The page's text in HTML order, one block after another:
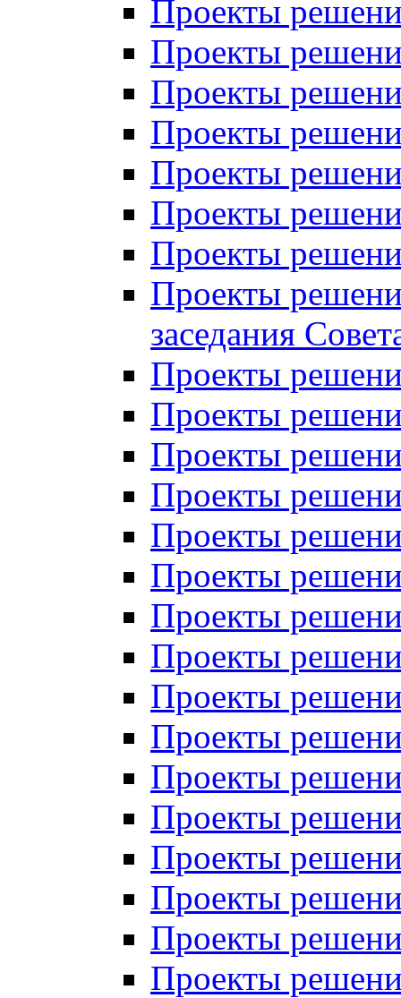
Проекты
Проекты
Проекты
Проекты
Проекты
Проекты
Проекты
Проекты
заседания
Проекты
Проекты
Проекты
Проекты
Проекты
Проекты
Проекты
Проекты
Проекты
Проекты
Проекты
Проекты
Проекты
Проекты
Проекты
Проекты